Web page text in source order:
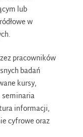
lub
w
pracowników
badań
kursy,
informacji,
cyfrowe oraz